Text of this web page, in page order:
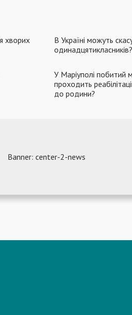
хворих
В Україні можуть
одинадцятикласників?
У Маріуполі побитий
проходить
до родини?